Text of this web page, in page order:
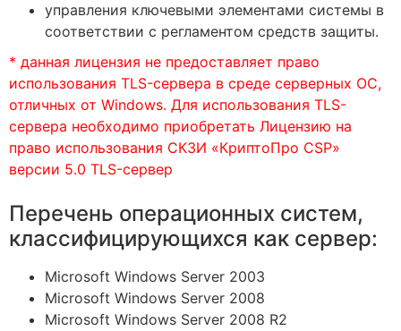
управления ключевыми элементами системы в
соответствии с регламентом средств защиты.
* данная лицензия не предоставляет право
использования TLS-сервера в среде серверных ОС,
отличных от Windows. Для использования TLS-
сервера необходимо приобретать Лицензию на
право использования СКЗИ «КриптоПро CSP»
версии 5.0 TLS-сервер
Перечень операционных систем,
классифицирующихся как сервер:
Microsoft Windows Server 2003
Microsoft Windows Server 2008
Microsoft Windows Server 2008 R2